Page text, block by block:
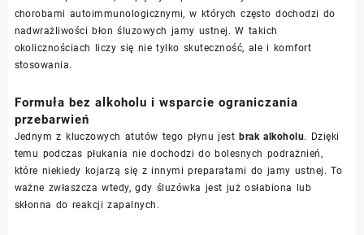
chorobami autoimmunologicznymi, w których często dochodzi do
nadwrażliwości błon śluzowych jamy ustnej. W takich
okolicznościach liczy się nie tylko skuteczność, ale i komfort
stosowania.
Formuła bez alkoholu i wsparcie ograniczania
przebarwień
Jednym z kluczowych atutów tego płynu jestbrak alkoholu. Dzięki
temu podczas płukania nie dochodzi do bolesnych podrażnień,
które niekiedy kojarzą się z innymi preparatami do jamy ustnej. To
ważne zwłaszcza wtedy, gdy śluzówka jest już osłabiona lub
skłonna do reakcji zapalnych.